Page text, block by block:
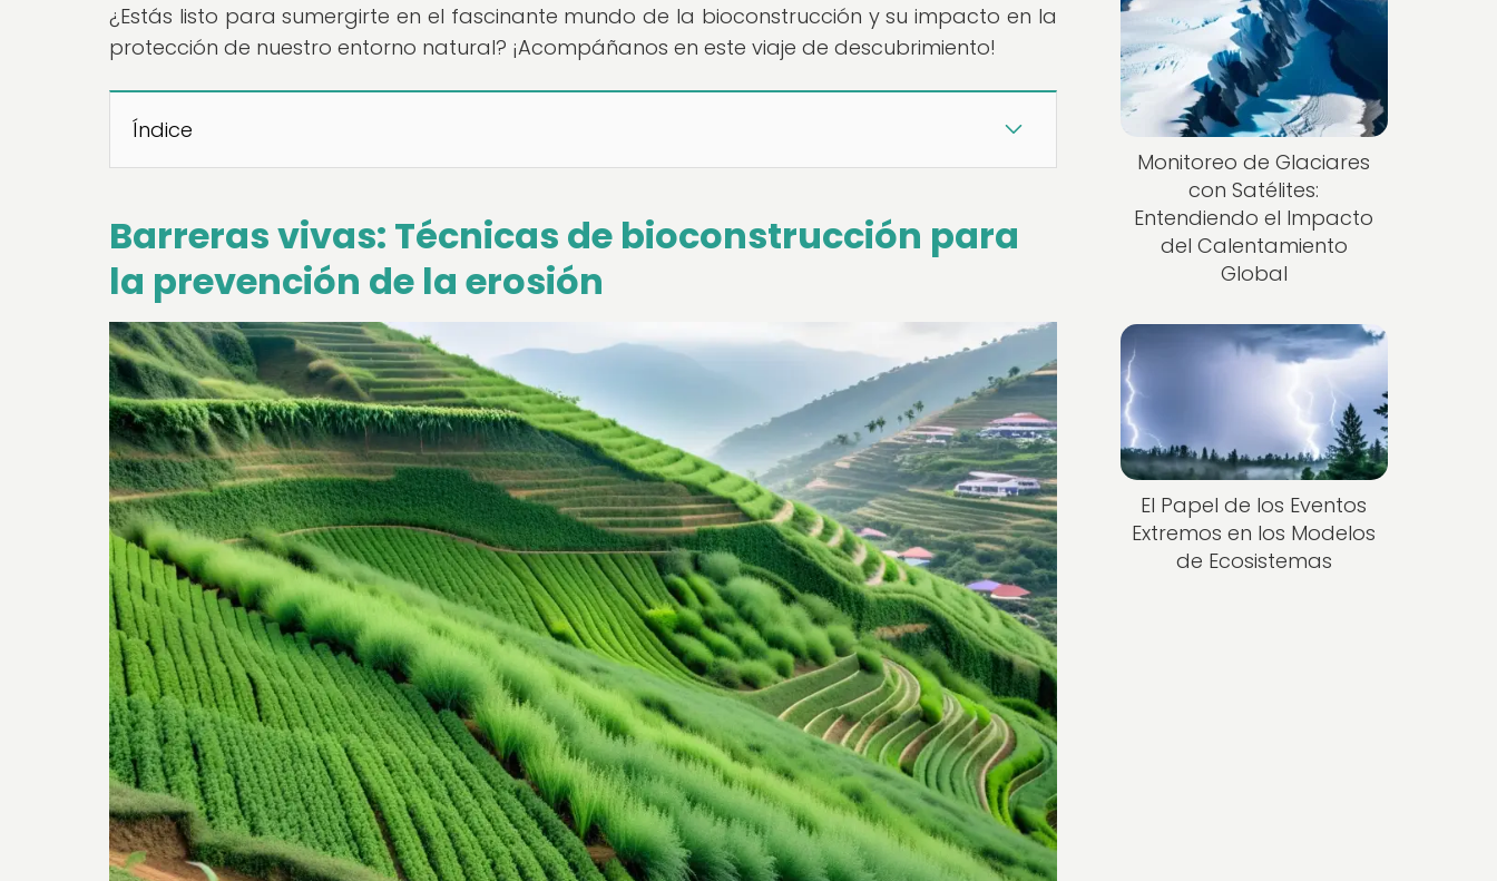
¿Estás listo para sumergirte en el fascinante mundo de la bioconstrucción y su impacto en la
protección de nuestro entorno natural? ¡Acompáñanos en este viaje de descubrimiento!
Índice
Barreras vivas: Técnicas de bioconstrucción para
la prevención de la erosión
Monitoreo de Glaciares
con Satélites:
Entendiendo el Impacto
del Calentamiento
Global
El Papel de los Eventos
Extremos en los Modelos
de Ecosistemas